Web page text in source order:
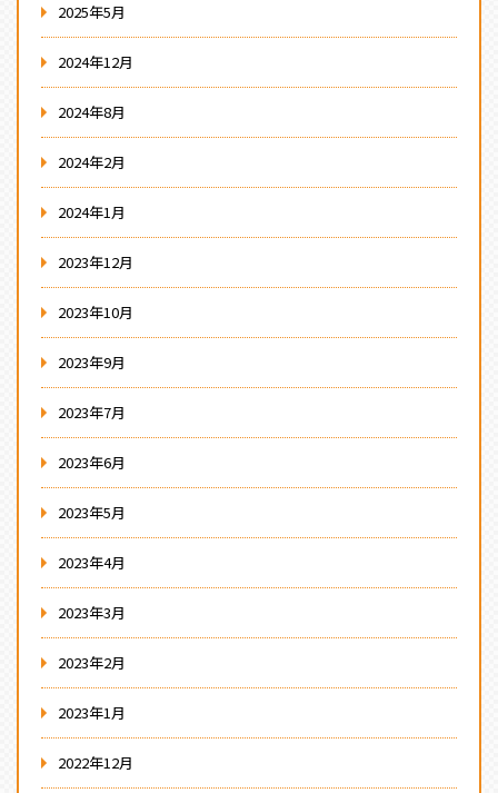
2025年5月
2024年12月
2024年8月
2024年2月
2024年1月
2023年12月
2023年10月
2023年9月
2023年7月
2023年6月
2023年5月
2023年4月
2023年3月
2023年2月
2023年1月
2022年12月